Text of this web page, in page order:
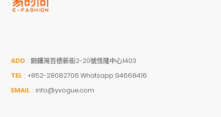
ADD : 銅鑼灣百德新街2-20號恆隆中心1403
TEL : +852-28082706 Whatsapp 94668416
EMAIL : info@yvogue.com